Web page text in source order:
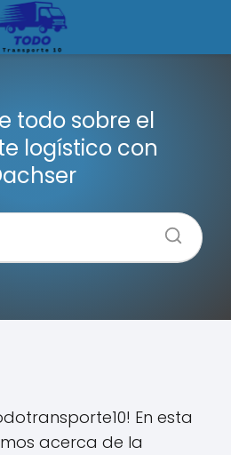
todo sobre el
logístico con
En esta
acerca de la